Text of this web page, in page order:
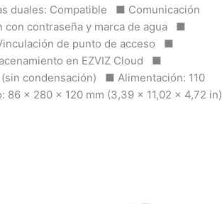
duales: Compatible ■ Comunicación
con contraseña y marca de agua ■
de punto de acceso ■
en EZVIZ Cloud ■
(sin condensación) ■ Alimentación: 110
x 280 x 120 mm (3,39 x 11,02 x 4,72 in)